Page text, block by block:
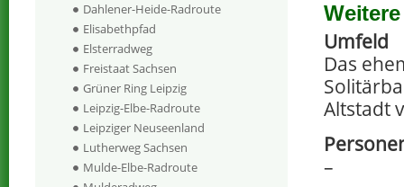
Umfeld
Das
Altstadt
–
Dahlener-Heide-Radroute
Elisabethpfad
Elsterradweg
Freistaat Sachsen
Grüner Ring Leipzig
Leipzig-Elbe-Radroute
Leipziger Neuseenland
Lutherweg Sachsen
Mulde-Elbe-Radroute